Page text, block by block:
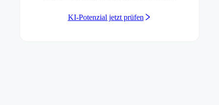
KI-Potenzial jetzt prüfen